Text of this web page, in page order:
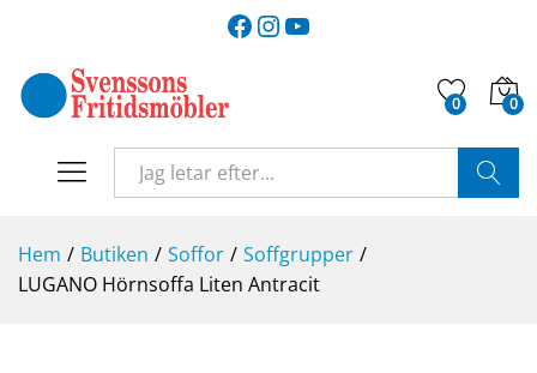
Facebook
Instagram
YouTube
0 0
Hem / Butiken / Soffor / Soffgrupper /
LUGANO Hörnsoffa Liten Antracit